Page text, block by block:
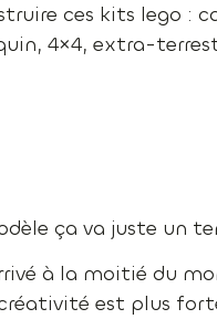
ces kits lego :
4×4, extra-
ça va juste un
à la moitié du
est plus